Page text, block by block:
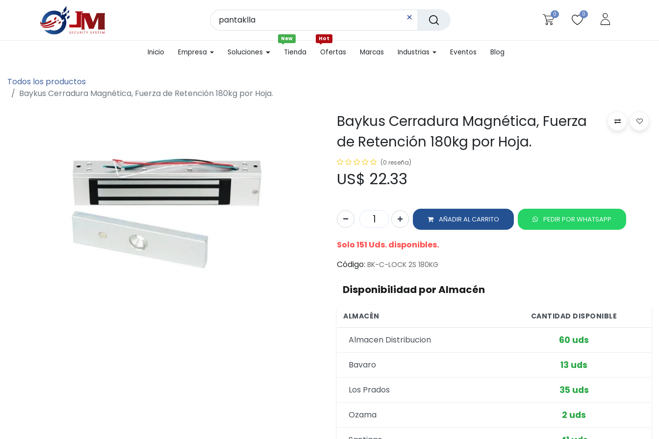
0 0
Inicio Empresa Soluciones Tienda
New
Ofertas
Hot
Marcas Industrias Eventos Blog
Todos los productos
Baykus Cerradura Magnética, Fuerza de Retención 180kg por Hoja.
Baykus Cerradura Magnética, Fuerza
de Retención 180kg por Hoja.
(0 reseña)
US$ 22.33
AÑADIR AL CARRITO PEDIR POR WHATSAPP
Solo 151 Uds. disponibles.
Código: BK-C-LOCK 2S 180KG
Disponibilidad por Almacén
ALMACÉN CANTIDAD DISPONIBLE
Almacen Distribucion 60 uds
Bavaro 13 uds
Los Prados 35 uds
Ozama 2 uds